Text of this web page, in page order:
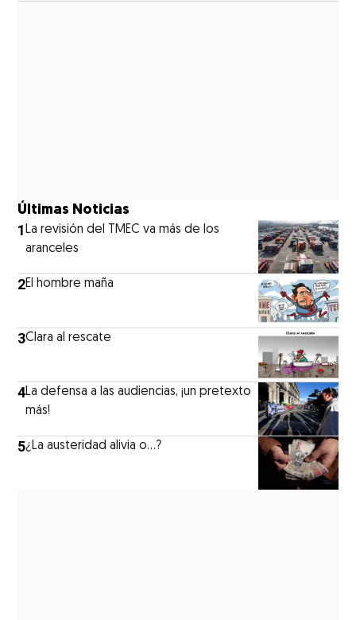
Últimas Noticias
1La revisión del TMEC va más de los
aranceles
2El hombre maña
3Clara al rescate
4La defensa a las audiencias, ¡un pretexto
más!
5¿La austeridad alivia o…?